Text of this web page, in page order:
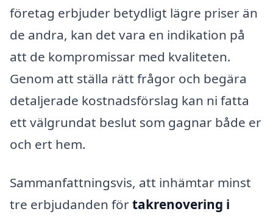
företag erbjuder betydligt lägre priser än
de andra, kan det vara en indikation på
att de kompromissar med kvaliteten.
Genom att ställa rätt frågor och begära
detaljerade kostnadsförslag kan ni fatta
ett välgrundat beslut som gagnar både er
och ert hem.
Sammanfattningsvis, att inhämtar minst
tre erbjudanden förtakrenovering i